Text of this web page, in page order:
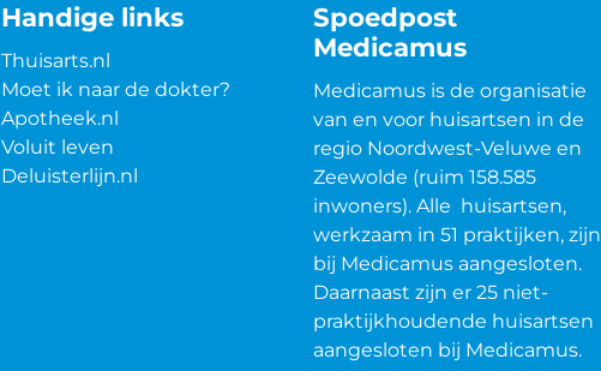
Handige links
Thuisarts.nl
Moet ik naar de dokter?
Apotheek.nl
Voluit leven
Deluisterlijn.nl
Spoedpost
Medicamus
Medicamus is de organisatie
van en voor huisartsen in de
regio Noordwest-Veluwe en
Zeewolde (ruim 158.585
inwoners). Alle huisartsen,
werkzaam in 51 praktijken, zijn
bij Medicamus aangesloten.
Daarnaast zijn er 25 niet-
praktijkhoudende huisartsen
aangesloten bij Medicamus.